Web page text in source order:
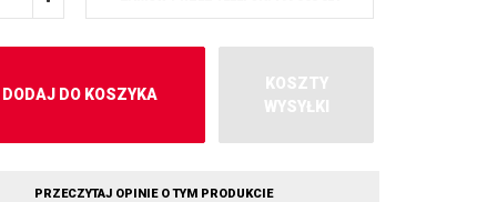
DODAJ DO KOSZYKA
KOSZTY
WYSYŁKI
PRZECZYTAJ OPINIE O TYM PRODUKCIE